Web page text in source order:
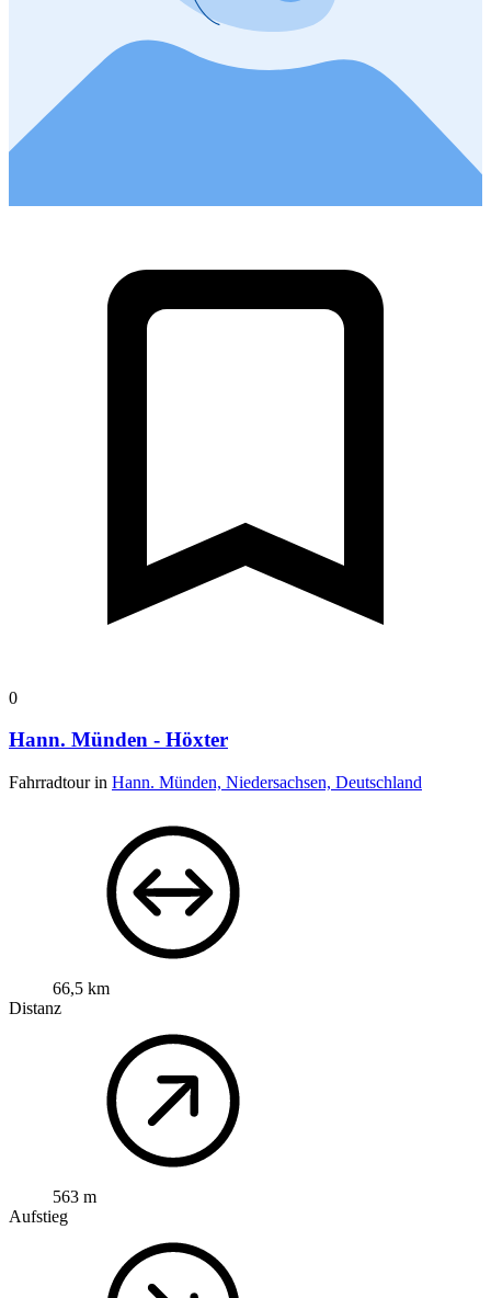
0
Hann. Münden - Höxter
Fahrradtour in Hann. Münden, Niedersachsen, Deutschland
66,5 km
Distanz
563 m
Aufstieg